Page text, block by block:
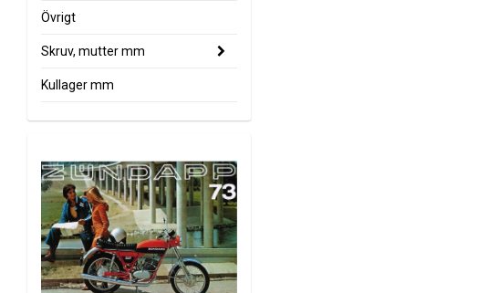
Övrigt
Skruv, mutter mm
Kullager mm